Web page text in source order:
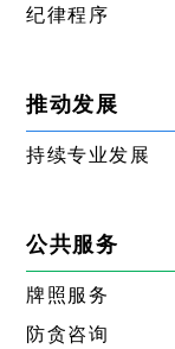
纪律程序
推动发展
持续专业发展
公共服务
牌照服务
防贪咨询